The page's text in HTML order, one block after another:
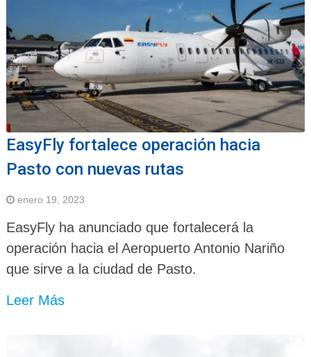
EasyFly fortalece operación hacia
Pasto con nuevas rutas
enero 19, 2023
EasyFly ha anunciado que fortalecerá la
operación hacia el Aeropuerto Antonio Nariño
que sirve a la ciudad de Pasto.
Leer Más